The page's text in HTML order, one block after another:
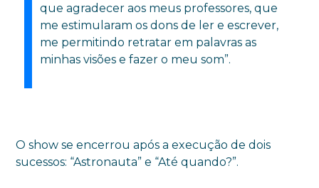
que agradecer aos meus professores, que
me estimularam os dons de ler e escrever,
me permitindo retratar em palavras as
minhas visões e fazer o meu som”.
O show se encerrou após a execução de dois
sucessos: “Astronauta” e “Até quando?”.